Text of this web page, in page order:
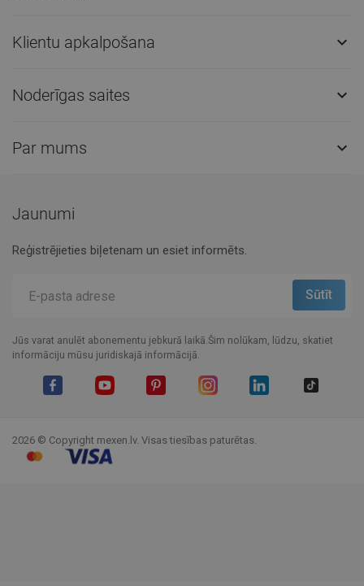
Klientu apkalpošana 
Noderīgas saites 
Par mums 
Jaunumi
Reģistrējieties biļetenam un esiet informēts.
Jūs varat anulēt abonementu jebkurā laikā.Šim nolūkam, lūdzu, skatiet
informāciju mūsu juridiskajā informācijā.
2026 © Copyright mexen.lv. Visas tiesības paturētas.